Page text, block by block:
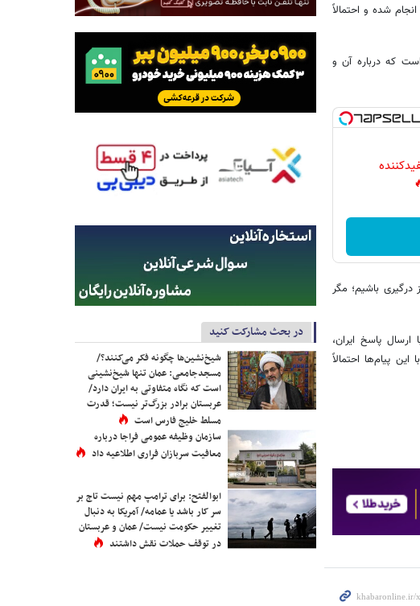
شده و احتمالاً
که درباره آن و
باشیم؛ مگر
پاسخ ایران،
پیام‌ها احتمالاً
در بحث مشارکت کنید
شیخ‌نشین‌ها چگونه فکر می‌کنند؟/
مسجدجامعی: عمان تنها شیخ‌نشینی
است که نگاه متفاوتی به ایران دارد/
عربستان برادر بزرگ‌تر نیست؛ قدرت
مسلط خلیج فارس است
سازمان وظیفه عمومی فراجا درباره
معافیت سربازان فراری اطلاعیه داد
ابوالفتح: برای ترامپ مهم نیست تاج بر
سر کار باشد یا عمامه/ آمریکا به دنبال
تغییر حکومت نیست/ عمان و عربستان
در توقف حملات نقش داشتند